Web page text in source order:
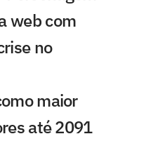
web com
no
maior
até 2091